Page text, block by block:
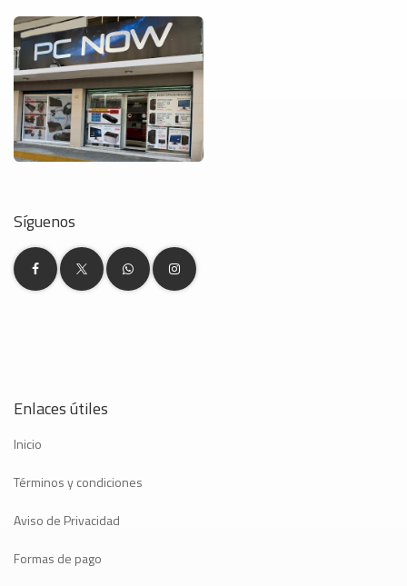
Síguenos
Enlaces útiles
Inicio
Términos y condiciones
Aviso de Privacidad
Formas de pago